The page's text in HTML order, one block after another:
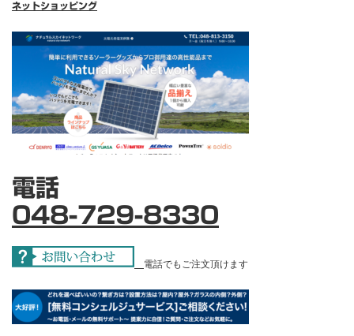
ネットショッピング
電話
048-729-8330
電話でもご注文頂けます